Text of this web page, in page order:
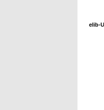
elib-